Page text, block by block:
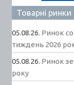
Товарні ринки
05.08.26. Ринок
тиждень 2026
05.08.26. Ринок
року